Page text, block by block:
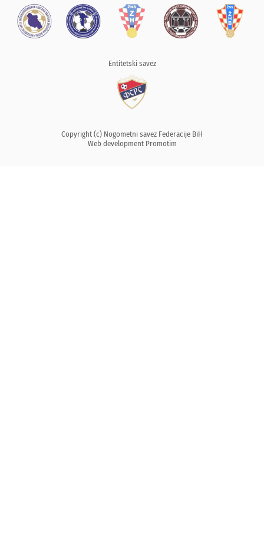
Entitetski savez
Copyright (c) Nogometni savez Federacije BiH
Web development Promotim